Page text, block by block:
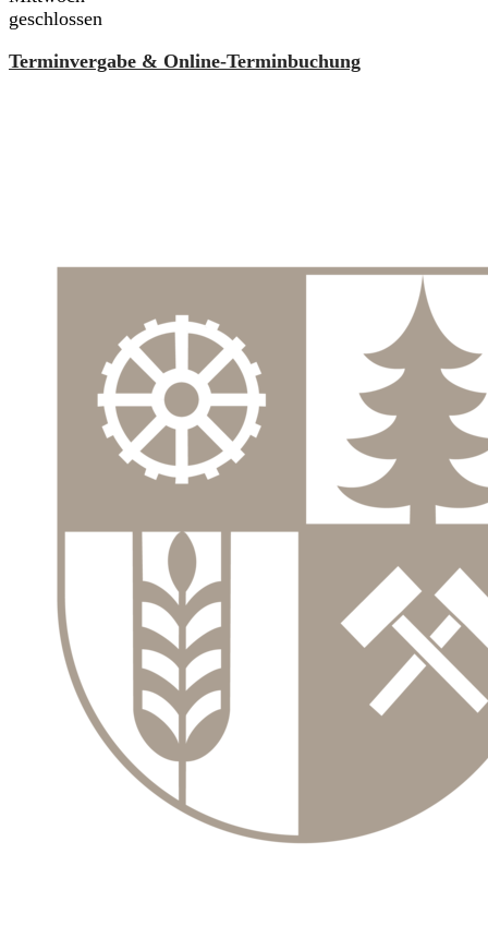
geschlossen
Terminvergabe & Online-Terminbuchung